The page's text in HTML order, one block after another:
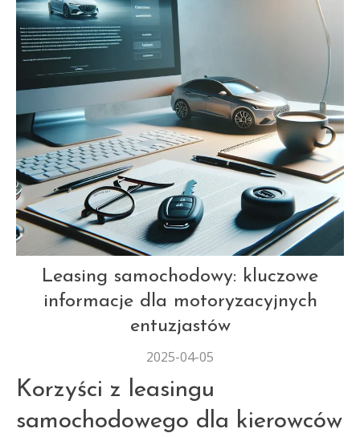
AUT
Leasing samochodowy: kluczowe
informacje dla motoryzacyjnych
entuzjastów
2025-04-05
Korzyści z leasingu
samochodowego dla kierowców